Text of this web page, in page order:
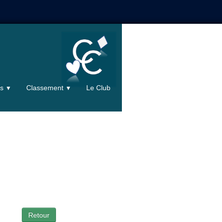
▼ Classement ▼ Le Club
Retour